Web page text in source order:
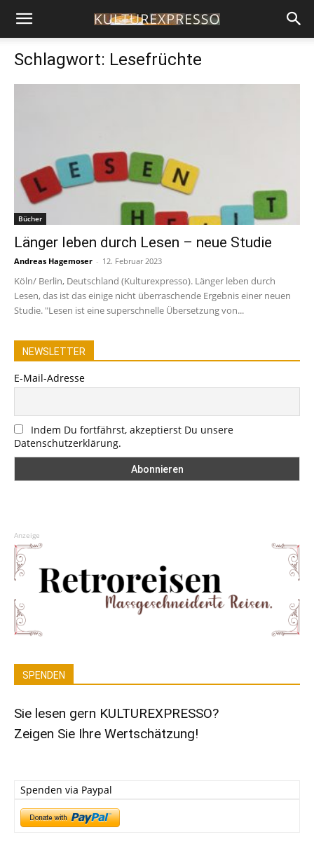
Schlagwort: Lesefrüchte
Bücher
Länger leben durch Lesen – neue Studie
Andreas Hagemoser - 12. Februar 2023
Köln/ Berlin, Deutschland (Kulturexpresso). Länger leben durch
Lesen, das ist das einige nicht überraschende Ergebnis einer neuen
Studie. "Lesen ist eine superschnelle Übersetzung von...
NEWSLETTER
E-Mail-Adresse
Indem Du fortfährst, akzeptierst Du unsere
Datenschutzerklärung.
Anzeige
SPENDEN
Sie lesen gern KULTUREXPRESSO?
Zeigen Sie Ihre Wertschätzung!
Spenden via Paypal